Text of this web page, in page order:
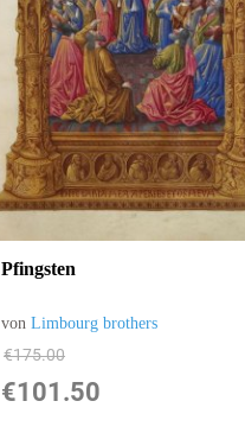
Pfingsten
vonLimbourg brothers
€175.00
€101.50